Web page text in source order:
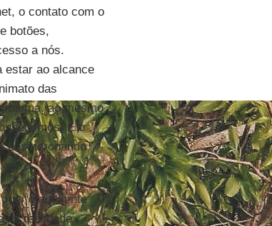
o contato com o
botões,
a nós.
estar ao alcance
das
ao mesmo
E o
desmoronando
outro.
“o ambiente
da realidade